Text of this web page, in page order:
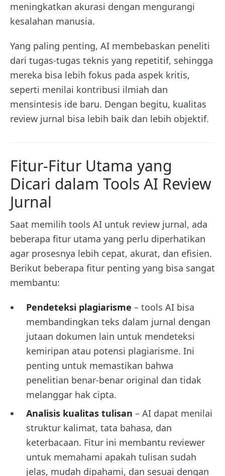
meningkatkan akurasi dengan mengurangi
kesalahan manusia.
Yang paling penting, AI membebaskan peneliti
dari tugas-tugas teknis yang repetitif, sehingga
mereka bisa lebih fokus pada aspek kritis,
seperti menilai kontribusi ilmiah dan
mensintesis ide baru. Dengan begitu, kualitas
review jurnal bisa lebih baik dan lebih objektif.
Fitur-Fitur Utama yang
Dicari dalam Tools AI Review
Jurnal
Saat memilih tools AI untuk review jurnal, ada
beberapa fitur utama yang perlu diperhatikan
agar prosesnya lebih cepat, akurat, dan efisien.
Berikut beberapa fitur penting yang bisa sangat
membantu:
Pendeteksi plagiarisme – tools AI bisa
membandingkan teks dalam jurnal dengan
jutaan dokumen lain untuk mendeteksi
kemiripan atau potensi plagiarisme. Ini
penting untuk memastikan bahwa
penelitian benar-benar original dan tidak
melanggar hak cipta.
Analisis kualitas tulisan – AI dapat menilai
struktur kalimat, tata bahasa, dan
keterbacaan. Fitur ini membantu reviewer
untuk memahami apakah tulisan sudah
jelas, mudah dipahami, dan sesuai dengan